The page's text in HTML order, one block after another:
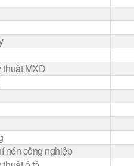
MXD
nén công nghiệp